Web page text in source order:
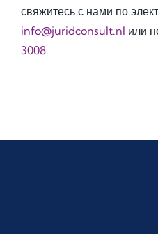
свяжитесь с нами по
info@juridconsult.nl или
3008.